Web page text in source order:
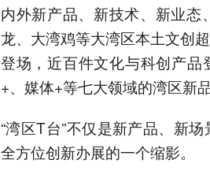
内外新产品、新技术、新业态
龙、大湾鸡等大湾区本土文创
登场，近百件文化与科创产
+、媒体+等七大领域的湾区新品
“湾区T台”不仅是新产品、新
全方位创新办展的一个缩影。